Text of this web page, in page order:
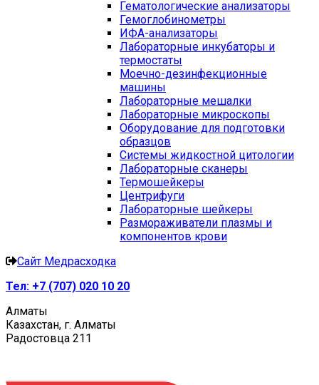
Гематологические анализаторы
Гемоглобинометры
ИФА-анализаторы
Лабораторные инкубаторы и
термостаты
Моечно-дезинфекционные
машины
Лабораторные мешалки
Лабораторные микроскопы
Оборудование для подготовки
образцов
Системы жидкостной цитологии
Лабораторные сканеры
Термошейкеры
Центрифуги
Лабораторные шейкеры
Размораживатели плазмы и
компонентов крови
Сайт Медрасходка
Тел: +7 (707) 020 10 20
Алматы
Казахстан, г. Алматы
Радостовца 211